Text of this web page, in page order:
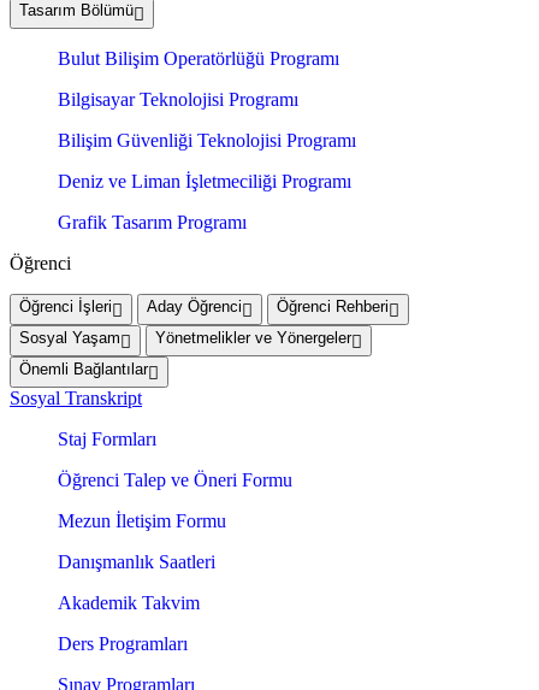
Tasarım Bölümü
Bulut Bilişim Operatörlüğü Programı
Bilgisayar Teknolojisi Programı
Bilişim Güvenliği Teknolojisi Programı
Deniz ve Liman İşletmeciliği Programı
Grafik Tasarım Programı
Öğrenci
Öğrenci İşleri Aday Öğrenci
Öğrenci Rehberi
Sosyal Yaşam
Yönetmelikler ve Yönergeler
Önemli Bağlantılar
Sosyal Transkript
Staj Formları
Öğrenci Talep ve Öneri Formu
Mezun İletişim Formu
Danışmanlık Saatleri
Akademik Takvim
Ders Programları
Sınav Programları